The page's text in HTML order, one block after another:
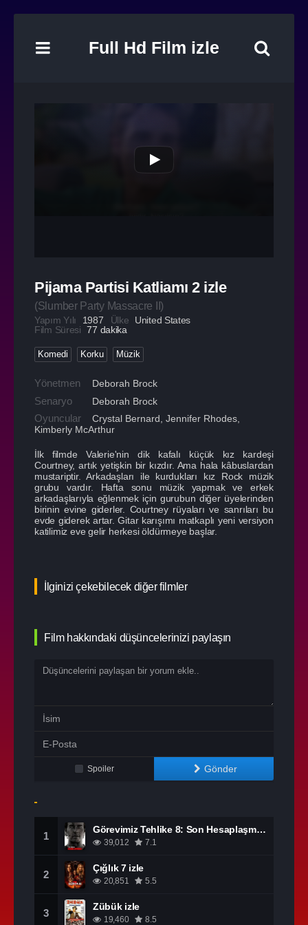
Full Hd Film izle
Pijama Partisi Katliamı 2 izle
(Slumber Party Massacre II)
Yapım Yılı 1987 Ülke
United States
Film Süresi 77 dakika
Komedi Korku Müzik
Yönetmen Deborah Brock
Senaryo Deborah Brock
Oyuncular Crystal Bernard Jennifer Rhodes
Kimberly McArthur
İlk filmde Valerie'nin dik kafalı küçük kız kardeşi
Courtney, artık yetişkin bir kızdır. Ama hala kâbuslardan
mustariptir. Arkadaşları ile kurdukları kız Rock müzik
grubu vardır. Hafta sonu müzik yapmak ve erkek
arkadaşlarıyla eğlenmek için gurubun diğer üyelerinden
birinin evine giderler. Courtney rüyaları ve sanrıları bu
evde giderek artar. Gitar karışımı matkaplı yeni versiyon
katilimiz eve gelir herkesi öldürmeye başlar.
İlginizi çekebilecek diğer filmler
Film hakkındaki düşüncelerinizi paylaşın
Spoiler Gönder
1
Görevimiz Tehlike 8: Son Hesaplaşma izle
39,012 7.1
2
Çığlık 7 izle
20,851 5.5
3
Zübük izle
19,460 8.5